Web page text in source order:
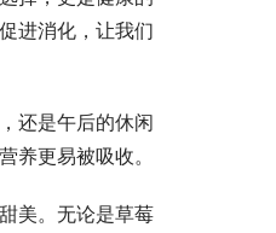
进消化，让我们
还是午后的休闲
养更易被吸收。
美。无论是草莓